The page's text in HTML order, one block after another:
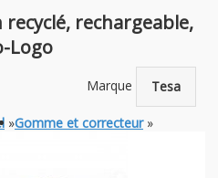
rechargeable,
Logo
Marque Tesa
»Gomme et correcteur »